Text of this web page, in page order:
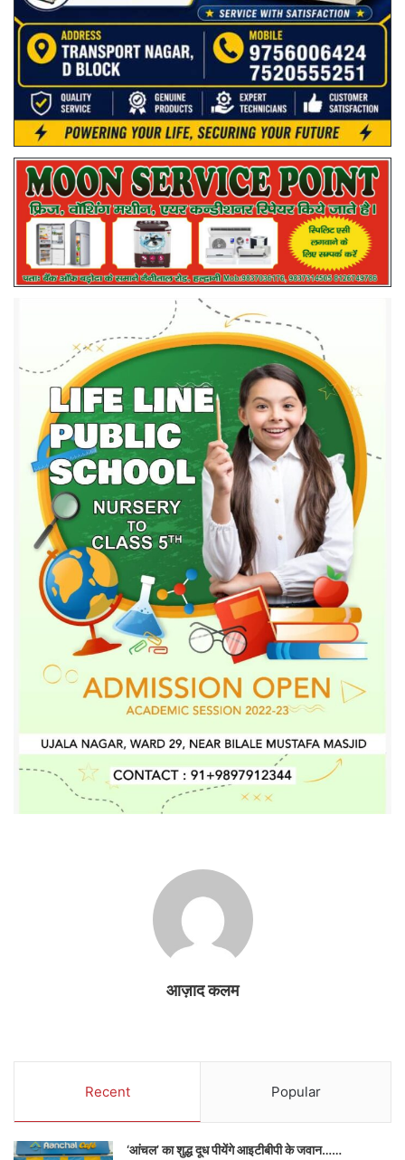
आज़ाद कलम
Recent Popular
‘आंचल’ का शुद्ध दूध पीयेंगे आइटीबीपी के जवान……